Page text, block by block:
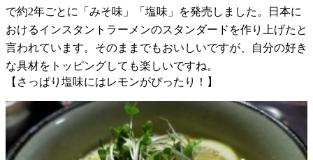
で約2年ごとに「みそ味」「塩味」を発売しました。日本に
おけるインスタントラーメンのスタンダードを作り上げたと
言われています。そのままでもおいしいですが、自分の好き
な具材をトッピングしても楽しいですね。
【さっぱり塩味にはレモンがぴったり！】